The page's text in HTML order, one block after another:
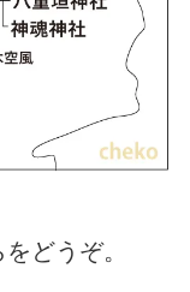
どうぞ。